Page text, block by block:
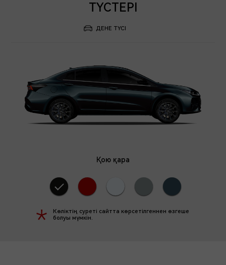
ТҮСТЕРІ
Қою қара